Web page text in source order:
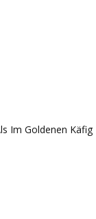
Im Goldenen Käfig